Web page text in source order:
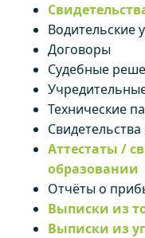
Водительские
Договоры
Судебные
Технические
Аттестаты /
образовании
Отчёты о
Выписки из
Выписки из